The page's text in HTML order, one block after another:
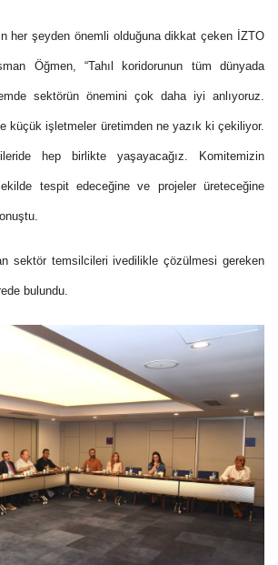
her şeyden önemli olduğuna dikkat çeken İZTO
Öğmen, “Tahıl koridorunun tüm dünyada
sektörün önemini çok daha iyi anlıyoruz.
küçük işletmeler üretimden ne yazık ki çekiliyor.
ileride hep birlikte yaşayacağız. Komitemizin
tespit edeceğine ve projeler üreteceğine
sektör temsilcileri ivedilikle çözülmesi gereken
bulundu.